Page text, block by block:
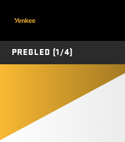
PREGLED (1/4)